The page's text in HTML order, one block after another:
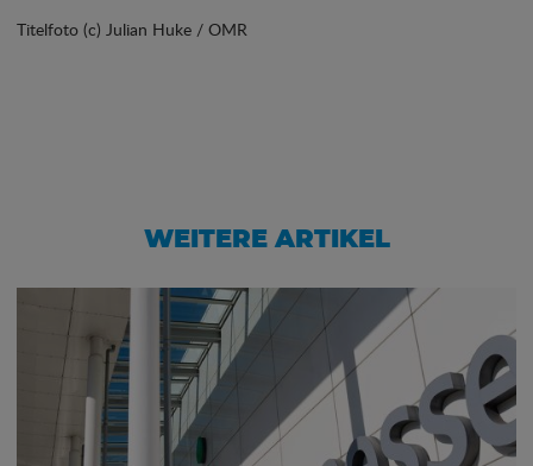
Titelfoto (c) Julian Huke / OMR
WEITERE ARTIKEL